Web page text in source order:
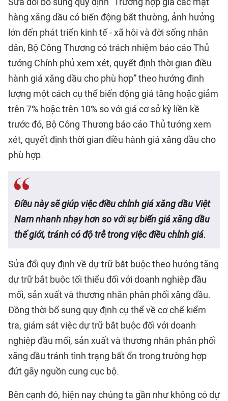
hàng xăng dầu có biến động bất thường, ảnh hưởng
lớn đến phát triển kinh tế - xã hội và đời sống nhân
dân, Bộ Công Thương có trách nhiệm báo cáo Thủ
tướng Chính phủ xem xét, quyết định thời gian điều
hành giá xăng dầu cho phù hợp” theo hướng định
lượng một cách cụ thể biến động giá tăng hoặc giảm
trên 7% hoặc trên 10% so với giá cơ sở kỳ liền kề
trước đó, Bộ Công Thương báo cáo Thủ tướng xem
xét, quyết định thời gian điều hành giá xăng dầu cho
phù hợp.
Điều này sẽ giúp việc điều chỉnh giá xăng dầu Việt
Nam nhanh nhạy hơn so với sự biến giá xăng dầu
thế giới, tránh có độ trễ trong việc điều chỉnh giá.
Sửa đổi quy định về dự trữ bắt buộc theo hướng tăng
dự trữ bắt buộc tối thiểu đối với doanh nghiệp đầu
mối, sản xuất và thương nhân phân phối xăng dầu.
Đồng thời bổ sung quy định cụ thể về cơ chế kiểm
tra, giám sát việc dự trữ bắt buộc đối với doanh
nghiệp đầu mối, sản xuất và thương nhân phân phối
xăng dầu tránh tình trạng bất ổn trong trường hợp
đứt gãy nguồn cung cục bộ.
Bên cạnh đó, hiện nay chúng ta gần như không có dự